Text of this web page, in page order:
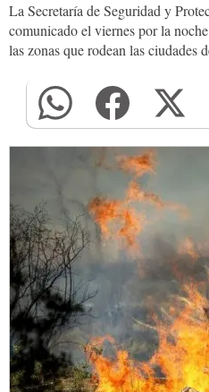
La Secretaría de Seguridad y
comunicado el viernes por la
las zonas que rodean las ciudades